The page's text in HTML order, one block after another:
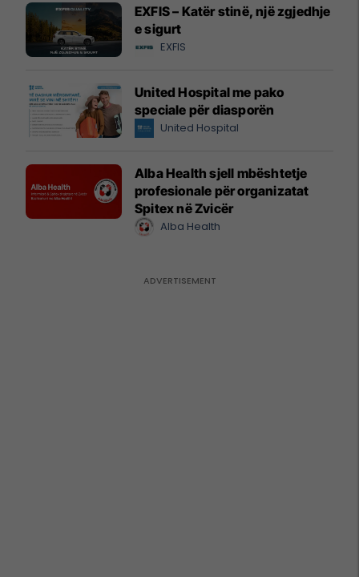
EXFIS – Katër stinë, një zgjedhje
e sigurt
EXFIS
United Hospital me pako
speciale për diasporën
United Hospital
Alba Health sjell mbështetje
profesionale për organizatat
Spitex në Zvicër
Alba Health